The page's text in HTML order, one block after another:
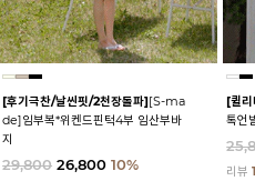
[후기극찬/날씬핏/2천장돌파][S-ma
de]임부복*위켄드핀턱4부 임산부바
지
29,800 26,800 10%
[퀼
톡언
리뷰